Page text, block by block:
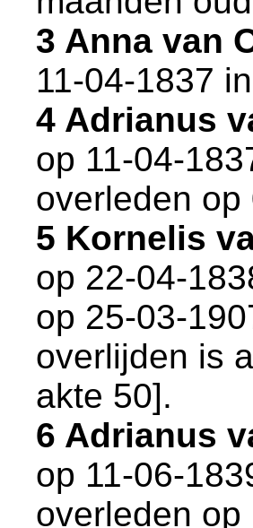
3 Anna van
11-04-1837 in
4 Adrianus
op 11-04-
overleden
5 Kornelis
op 22-04-
op 25-03-
overlijden is
akte 50].
6 Adrianus
op 11-06-
overleden